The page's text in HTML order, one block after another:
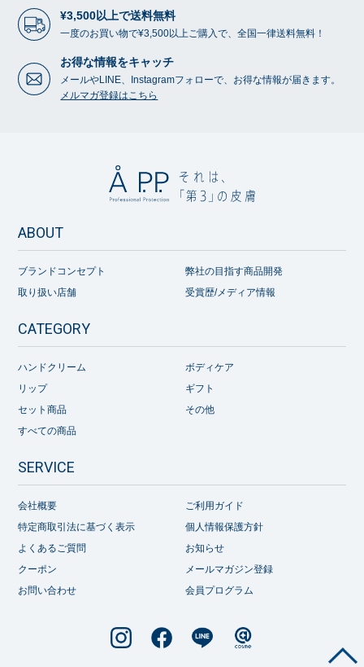
¥3,500以上で送料無料
一度のお買い物で¥3,500以上ご購入で、全国一律送料無料！
お得な情報をキャッチ
メールやLINE、Instagramフォローで、お得な情報が届きます。
メルマガ登録はこちら
ABOUT
ブランドコンセプト
弊社の目指す商品開発
取り扱い店舗
受賞歴/メディア情報
CATEGORY
ハンドクリーム
ボディケア
リップ
ギフト
セット商品
その他
すべての商品
SERVICE
会社概要
ご利用ガイド
特定商取引法に基づく表示
個人情報保護方針
よくあるご質問
お知らせ
クーポン
メールマガジン登録
お問い合わせ
会員プログラム